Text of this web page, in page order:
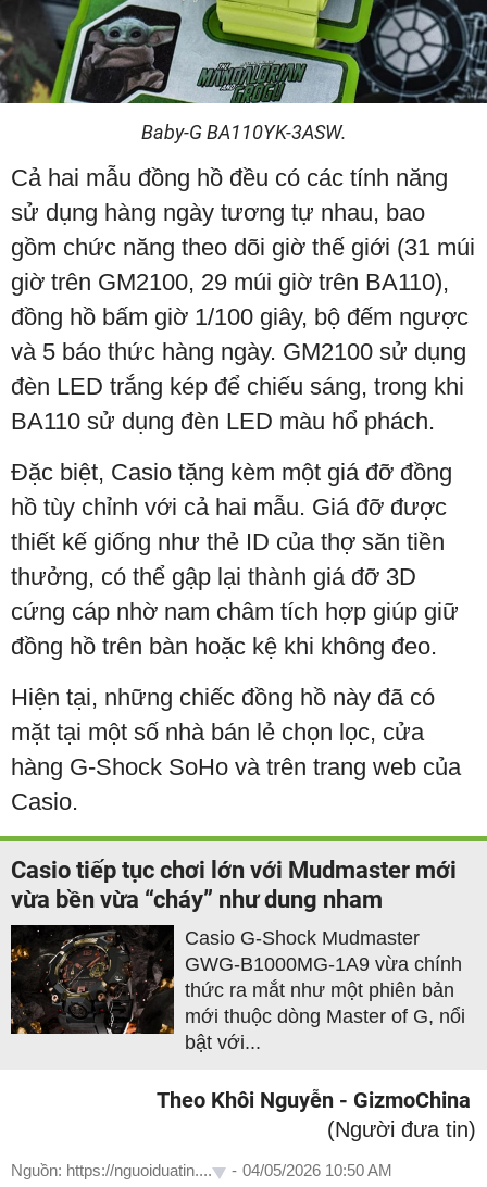
Baby-G BA110YK-3ASW.
Cả hai mẫu đồng hồ đều có các tính năng
sử dụng hàng ngày tương tự nhau, bao
gồm chức năng theo dõi giờ thế giới (31 múi
giờ trên GM2100, 29 múi giờ trên BA110),
đồng hồ bấm giờ 1/100 giây, bộ đếm ngược
và 5 báo thức hàng ngày. GM2100 sử dụng
đèn LED trắng kép để chiếu sáng, trong khi
BA110 sử dụng đèn LED màu hổ phách.
Đặc biệt, Casio tặng kèm một giá đỡ đồng
hồ tùy chỉnh với cả hai mẫu. Giá đỡ được
thiết kế giống như thẻ ID của thợ săn tiền
thưởng, có thể gập lại thành giá đỡ 3D
cứng cáp nhờ nam châm tích hợp giúp giữ
đồng hồ trên bàn hoặc kệ khi không đeo.
Hiện tại, những chiếc đồng hồ này đã có
mặt tại một số nhà bán lẻ chọn lọc, cửa
hàng G-Shock SoHo và trên trang web của
Casio.
Casio tiếp tục chơi lớn với Mudmaster mới
vừa bền vừa “cháy” như dung nham
Casio G-Shock Mudmaster
GWG-B1000MG-1A9 vừa chính
thức ra mắt như một phiên bản
mới thuộc dòng Master of G, nổi
bật với...
Theo Khôi Nguyễn - GizmoChina
(Người đưa tin)
Nguồn: https://nguoiduatin.... - 04/05/2026 10:50 AM